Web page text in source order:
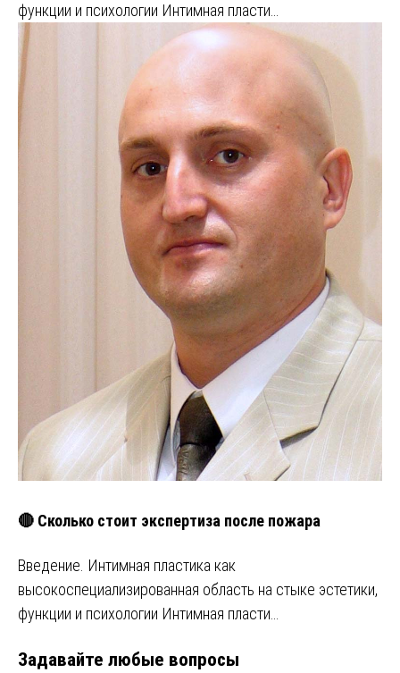
функции и психологии Интимная пласти…
🔴 Сколько стоит экспертиза после пожара
Введение. Интимная пластика как
высокоспециализированная область на стыке эстетики,
функции и психологии Интимная пласти…
Задавайте любые вопросы